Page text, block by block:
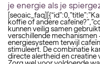
je energie als je
koffie of andere
kunnen veilig samen
verschillende mechanismen
energiesysteem terwijl
stimuleert. De combinatie
directe alertheid en creatine